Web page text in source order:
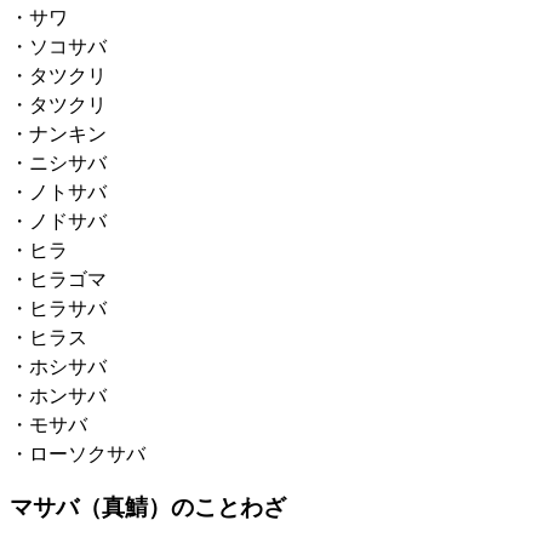
・サワ
・ソコサバ
・タツクリ
・タツクリ
・ナンキン
・ニシサバ
・ノトサバ
・ノドサバ
・ヒラ
・ヒラゴマ
・ヒラサバ
・ヒラス
・ホシサバ
・ホンサバ
・モサバ
・ローソクサバ
マサバ（真鯖）のことわざ